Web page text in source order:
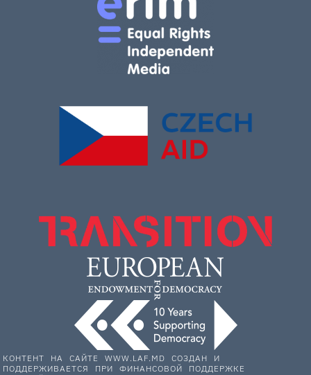
КОНТЕНТ НА САЙТЕ WWW.LAF.MD СОЗДАН И
ПОДДЕРЖИВАЕТСЯ ПРИ ФИНАНСОВОЙ ПОДДЕРЖКЕ